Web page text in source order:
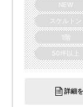
NEW
スケルトン
1階
50坪以上
詳細